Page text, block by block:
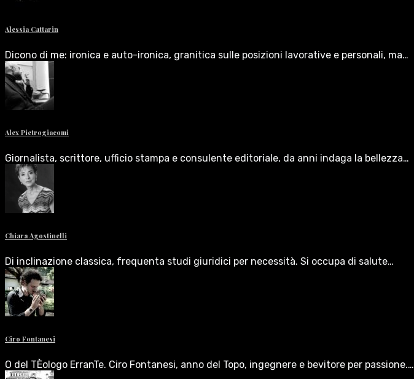
Alessia Cattarin
Dicono di me: ironica e auto-ironica, granitica sulle posizioni lavorative e personali, ma…
Alex Pietrogiacomi
Giornalista, scrittore, ufficio stampa e consulente editoriale, da anni indaga la bellezza…
Chiara Agostinelli
Di inclinazione classica, frequenta studi giuridici per necessità. Si occupa di salute…
Ciro Fontanesi
O del TÈologo ErranTe. Ciro Fontanesi, anno del Topo, ingegnere e bevitore per passione.…